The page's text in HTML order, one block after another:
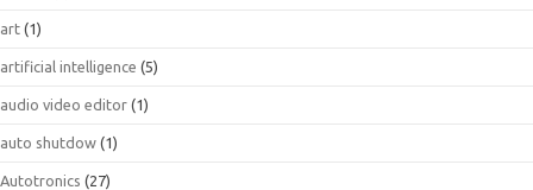
art (1)
artificial intelligence (5)
audio video editor (1)
auto shutdow (1)
Autotronics (27)